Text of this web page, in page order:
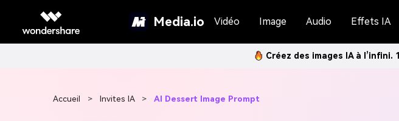
Media.io Vidéo Image Audio Effets IA
Créez des images IA à l’infini.
Accueil > Invites IA > AI Dessert Image Prompt